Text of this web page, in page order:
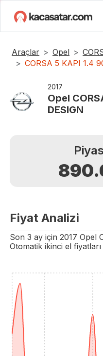
Araçlar Opel
CORSA 5 KAPI 1.4
2017
Opel
DESIGN
Fiyat Analizi
Son 3 ay için 2017 Opel
Otomatik ikinci el